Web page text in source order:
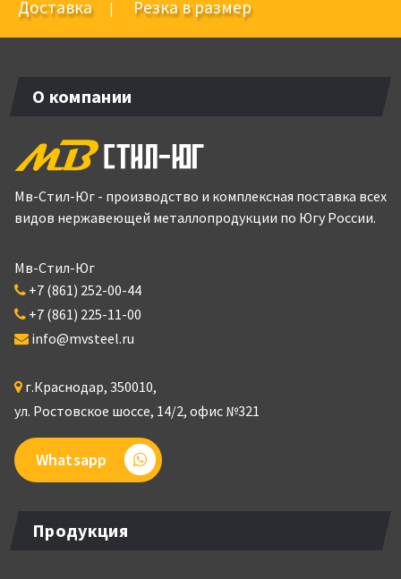
Доставка| Резка в размер
О компании
Мв-Стил-Юг - производство и комплексная поставка всех
видов нержавеющей металлопродукции по Югу России.
Мв-Стил-Юг
+7 (861) 252-00-44
+7 (861) 225-11-00
info@mvsteel.ru
г.Краснодар, 350010,
ул. Ростовское шоссе, 14/2, офис №321
Whatsapp
Продукция